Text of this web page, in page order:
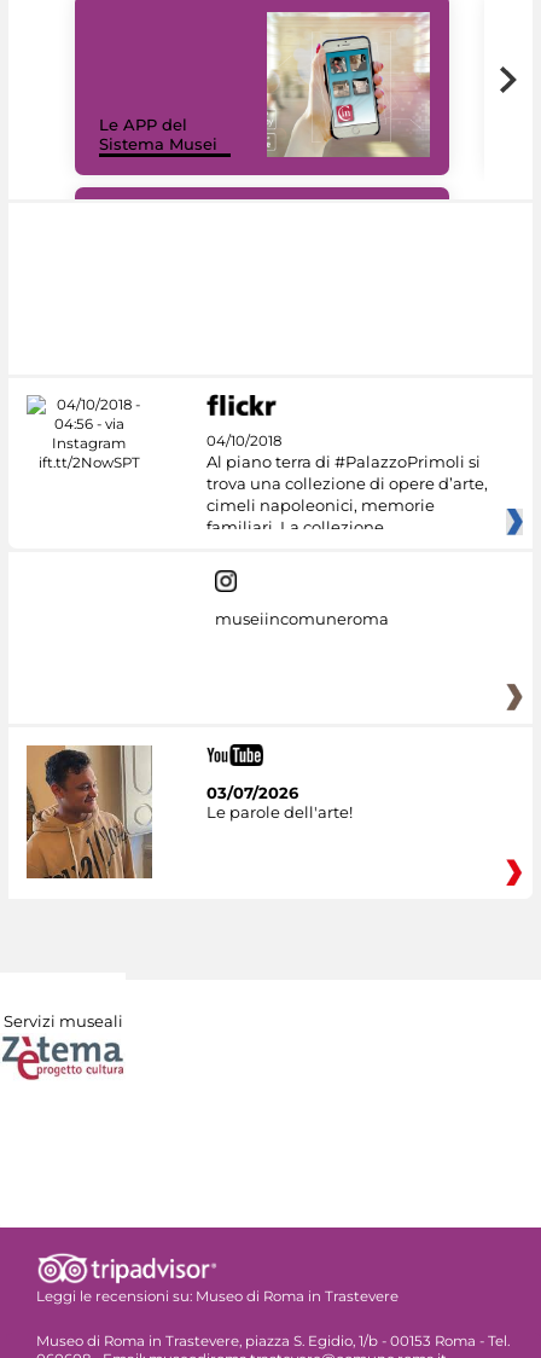
Le APP del
Sistema Musei
04/10/2018
Al piano terra di #PalazzoPrimoli si
trova una collezione di opere d’arte,
cimeli napoleonici, memorie
familiari. La collezione
museiincomuneroma
03/07/2026
Le parole dell'arte!
Servizi museali
Leggi le recensioni su: Museo di Roma in Trastevere
Museo di Roma in Trastevere, piazza S. Egidio, 1/b - 00153 Roma - Tel.